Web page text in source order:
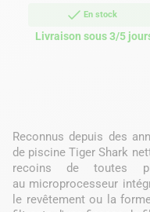
En stock
Livraison sous 3/5
Reconnus depuis des
de piscine Tiger Shark
recoins de toutes
au microprocesseur
le revêtement ou la